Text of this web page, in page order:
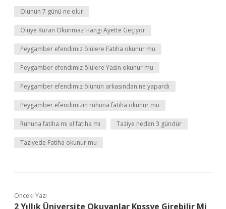
Ölünün 7 günü ne olur
Ölüye Kuran Okunmaz Hangi Ayette Geçiyor
Peygamber efendimiz ölülere Fatiha okunur mu
Peygamber efendimiz ölülere Yasin okunur mu
Peygamber efendimiz ölünün arkasından ne yapardı
Peygamber efendimizin ruhuna fatiha okunur mu
Ruhuna fatiha mı el fatiha mı Taziye neden 3 gündür
Taziyede Fatiha okunur mu
Önceki Yazı
2 Yıllık Üniversite Okuyanlar Kpssye Girebilir Mi